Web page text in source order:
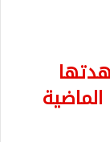
الماضية